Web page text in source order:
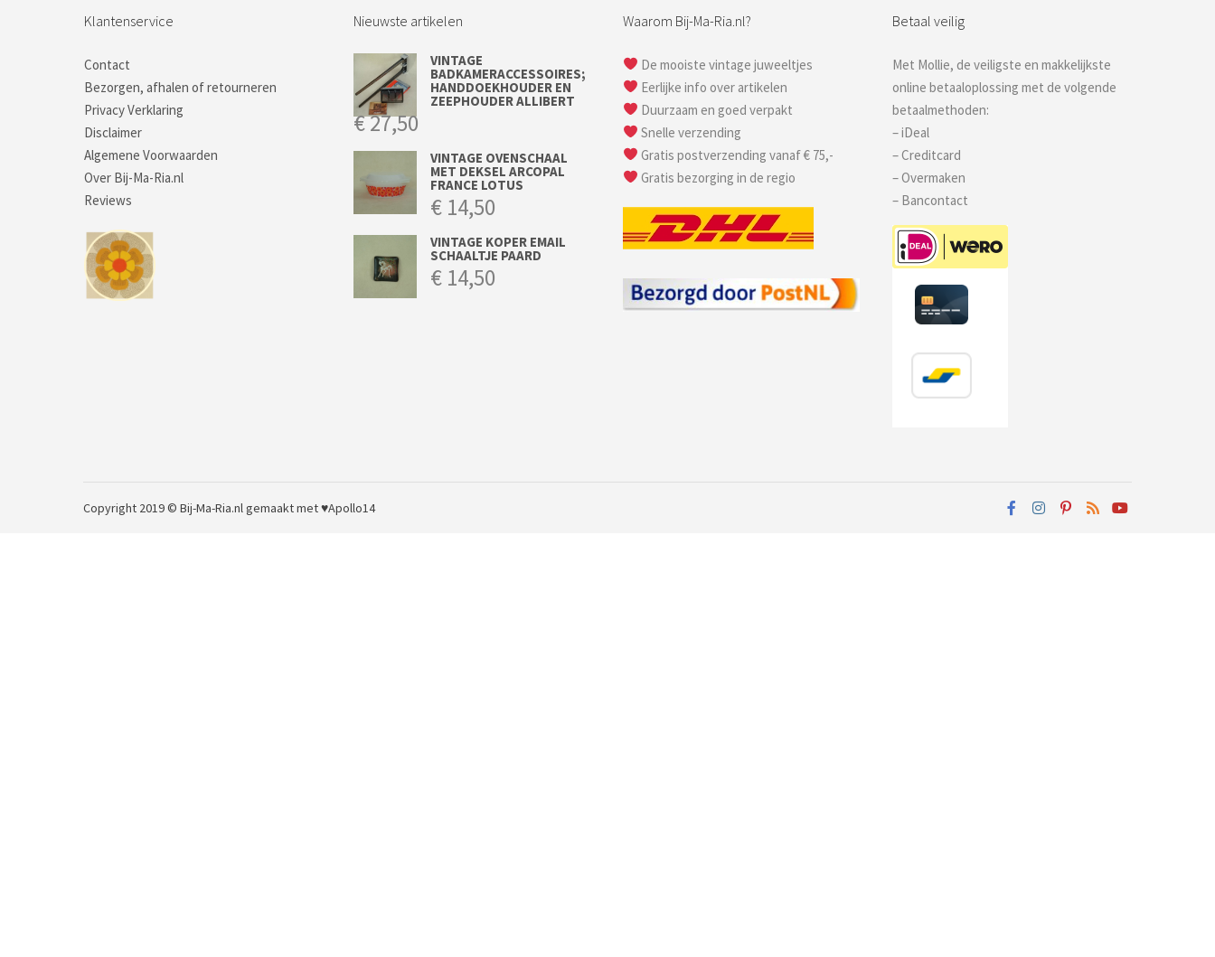
Klantenservice
Contact
Bezorgen, afhalen of retourneren
Privacy Verklaring
Disclaimer
Algemene Voorwaarden
Over Bij-Ma-Ria.nl
Reviews
Nieuwste artikelen
VINTAGE
BADKAMERACCESSOIRES;
HANDDOEKHOUDER EN
ZEEPHOUDER ALLIBERT
€27,50
VINTAGE OVENSCHAAL
MET DEKSEL ARCOPAL
FRANCE LOTUS
€ 14,50
VINTAGE KOPER EMAIL
SCHAALTJE PAARD
€ 14,50
Waarom Bij-Ma-Ria.nl?
De mooiste vintage juweeltjes
Eerlijke info over artikelen
Duurzaam en goed verpakt
Snelle verzending
Gratis postverzending vanaf € 75,-
Gratis bezorging in de regio
Betaal veilig
Met Mollie, de veiligste en makkelijkste
online betaaloplossing met de volgende
betaalmethoden:
– iDeal
– Creditcard
– Overmaken
– Bancontact
Copyright 2019 © Bij-Ma-Ria.nlgemaakt met ♥Apollo14